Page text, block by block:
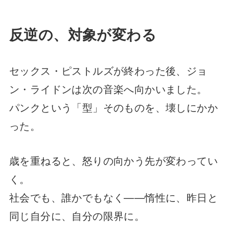
反逆の、対象が変わる
セックス・ピストルズが終わった後、ジョ
ン・ライドンは次の音楽へ向かいました。
パンクという「型」そのものを、壊しにかか
った。
歳を重ねると、怒りの向かう先が変わってい
く。
社会でも、誰かでもなく——惰性に、昨日と
同じ自分に、自分の限界に。